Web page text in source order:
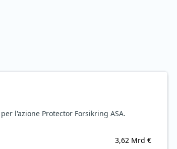
l'azione Protector Forsikring ASA.
3,62 Mrd €